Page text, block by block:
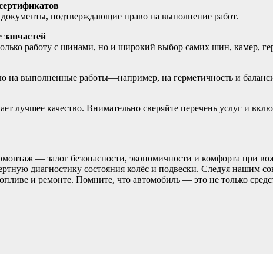
подтверждающие право на выполнение работ.
работу с шинами, но и широкий выбор самих шин, камер,
на выполненные работы—например, на герметичность и
лучшее качество. Внимательно сверяйте перечень услуг и
— залог безопасности, экономичности и комфорта при
диагностику состояния колёс и подвески. Следуя
и ремонте. Помните, что автомобиль — это не только